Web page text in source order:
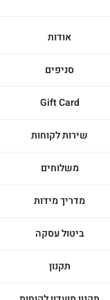
אודות
סניפים
Gift Card
שירות לקוחות
משלוחים
מדריך מידות
ביטול עסקה
תקנון